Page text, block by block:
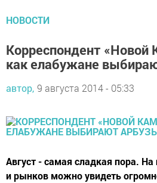
НОВОСТИ
Корреспондент
как елабужане
автор, 9 августа 2014 - 05:33
Август - самая сладкая пора.
и рынков можно увидеть